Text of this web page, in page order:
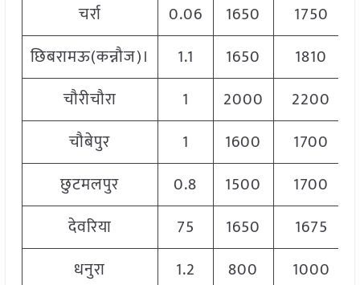
चर्रा
0.06 1650 1750
छिबरामऊ(कन्नौज)।
1.1 1650 1810
चौरीचौरा
1 2000 2200
चौबेपुर
1 1600 1700
छुटमलपुर
0.8 1500 1700
देवरिया
75 1650 1675
धनुरा
1.2 800
1000